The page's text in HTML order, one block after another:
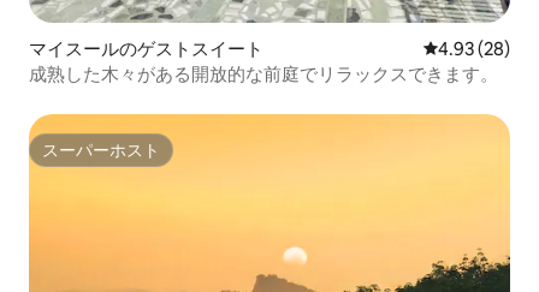
マイスールのゲストスイート レビュー28
4.93 (28)
成熟した木々がある開放的な前庭でリラックスできます。
スーパーホスト
スーパーホスト